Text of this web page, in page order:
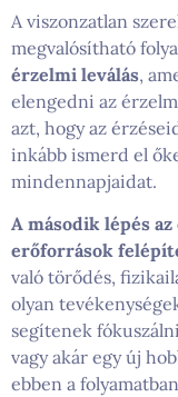
A viszonzatlan
megvalósítható
érzelmi leválás,
elengedni az
azt, hogy az
inkább ismerd el
mindennapjaidat.
A második lépés
erőforrások
való törődés,
olyan
segítenek
vagy akár egy új
ebben a